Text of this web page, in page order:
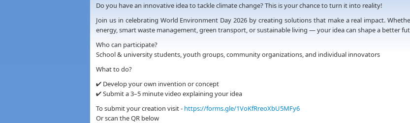
Do you have an innovative idea to tackle climate change? This is your chance to turn it into reality!
Join us in celebrating World Environment Day 2026 by creating solutions that make a real impact.
energy, smart waste management, green transport, or sustainable living — your idea can shape a better
Who can participate?
School & university students, youth groups, community organizations, and individual innovators
What to do?
✔ Develop your own invention or concept
✔ Submit a 3–5 minute video explaining your idea
To submit your creation visit - https://forms.gle/1VoKfRreoXbU5MFy6
Or scan the QR below